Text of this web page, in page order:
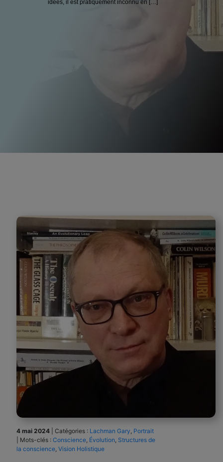
idées, il est pratiquement inconnu en […]
4 mai 2024 Catégories : Lachman Gary Portrait
Mots-clés : Conscience Évolution Structures de
la conscience Vision Holistique